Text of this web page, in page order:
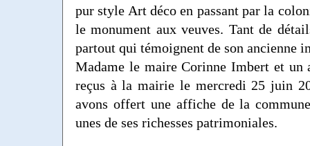
pur style Art déco en passant par la
le monument aux veuves. Tant de
partout qui témoignent de son ancienne
Madame le maire Corinne Imbert et un
reçus à la mairie le mercredi 25 juin
avons offert une affiche de la
unes de ses richesses patrimoniales.